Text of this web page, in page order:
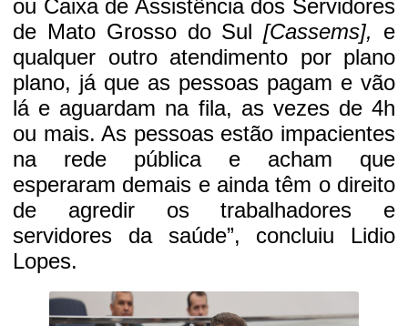
ou Caixa de Assistência dos Servidores
de Mato Grosso do Sul[Cassems], e
qualquer outro atendimento por plano
plano, já que as pessoas pagam e vão
lá e aguardam na fila, as vezes de 4h
ou mais. As pessoas estão impacientes
na rede pública e acham que
esperaram demais e ainda têm o direito
de agredir os trabalhadores e
servidores da saúde”, concluiu Lidio
Lopes.